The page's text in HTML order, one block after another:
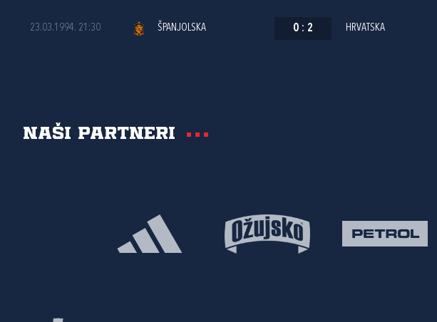
23.03.1994. 21:30 ŠPANJOLSKA 0 : 2 HRVATSKA
Naši partneri